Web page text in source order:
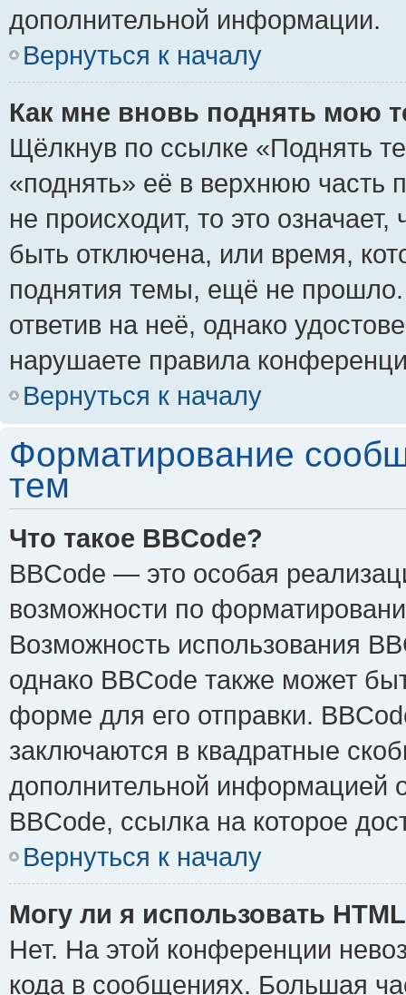
дополнительной информации.
Вернуться к началу
Как мне вновь поднять мою
Щёлкнув по ссылке «Поднять
«поднять» её в верхнюю часть
не происходит, то это
быть отключена, или время,
поднятия темы, ещё не
ответив на неё, однако
нарушаете правила
Вернуться к началу
Форматирование
тем
Что такое BBCode?
BBCode — это особая
возможности по
Возможность использования
однако BBCode также может
форме для его отправки.
заключаются в квадратные
дополнительной информацией
BBCode, ссылка на которое
Вернуться к началу
Могу ли я использовать
Нет. На этой конференции
кода в сообщениях. Большая